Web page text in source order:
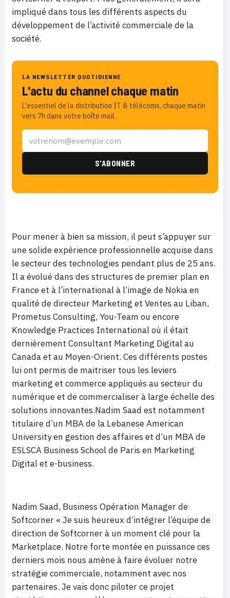
impliqué dans tous les différents aspects du
développement de l’activité commerciale de la
société.
LA NEWSLETTER QUOTIDIENNE
L'actu du channel chaque matin
L'essentiel de la distribution IT & télécoms, chaque matin
vers 7h dans votre boîte mail.
Pour mener à bien sa mission, il peut s’appuyer sur
une solide expérience professionnelle acquise dans
le secteur des technologies pendant plus de 25 ans.
Il a évolué dans des structures de premier plan en
France et à l’international à l’image de Nokia en
qualité de directeur Marketing et Ventes au Liban,
Prometus Consulting, You-Team ou encore
Knowledge Practices International où il était
dernièrement Consultant Marketing Digital au
Canada et au Moyen-Orient. Ces différents postes
lui ont permis de maitriser tous les leviers
marketing et commerce appliqués au secteur du
numérique et de commercialiser à large échelle des
solutions innovantes.Nadim Saad est notamment
titulaire d’un MBA de la Lebanese American
University en gestion des affaires et d’un MBA de
ESLSCA Business School de Paris en Marketing
Digital et e-business.
Nadim Saad, Business Opération Manager de
Softcorner « Je suis heureux d’intégrer l’équipe de
direction de Softcorner à un moment clé pour la
Marketplace. Notre forte montée en puissance ces
derniers mois nous amène à faire évoluer notre
stratégie commerciale, notamment avec nos
partenaires. Je vais donc piloter ce projet